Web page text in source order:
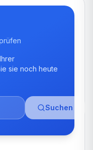
sie noch heute
Suchen